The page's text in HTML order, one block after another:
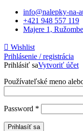
info@nalepky-na-
+421 948 557 119
Majere 1,
Wishlist
Prihlásenie / registrácia
Prihlásiť saVytvoriť účet
Používateľské meno
Password *
Prihlasíť sa